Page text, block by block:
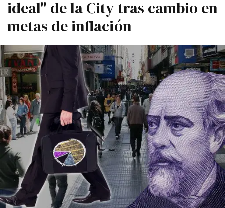
ideal" de la City tras cambio en
metas de inflación